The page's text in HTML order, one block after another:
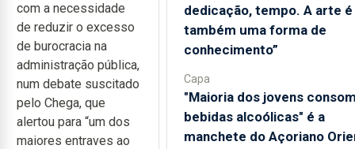
com a necessidade
de reduzir o excesso
de burocracia na
administração pública,
num debate suscitado
pelo Chega, que
alertou para “um dos
maiores entraves ao
dedicação, tempo. A arte é
também uma forma de
conhecimento”
Capa
"Maioria dos jovens
bebidas alcoólicas" é a
manchete do Açoriano